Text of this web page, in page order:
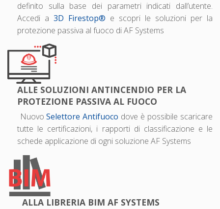
definito sulla base dei parametri indicati dall’utente.
Accedi a 3D Firestop® e scopri le soluzioni per la
protezione passiva al fuoco di AF Systems
ALLE SOLUZIONI ANTINCENDIO PER LA
PROTEZIONE PASSIVA AL FUOCO
NuovoSelettore Antifuoco dove è possibile scaricare
tutte le certificazioni, i rapporti di classificazione e le
schede applicazione di ogni soluzione AF Systems
ALLA LIBRERIA BIM AF SYSTEMS